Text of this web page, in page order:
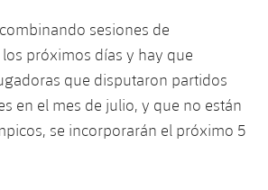
sesiones de
próximos días y hay que
que disputaron partidos
en el mes de julio, y que no están
se incorporarán el próximo 5